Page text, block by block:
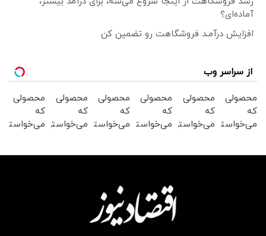
آماده‌ای؟
افزایش درآمـد فروشگاهت رو تضمین کن
از سراسر وب
محصولی
که
می‌خواستی
محصولی
که
می‌خواستی
محصولی
که
می‌خواستی
بخر !
محصولی
که
می‌خواستی
بخر !
محصولی
که
می‌خواستی
محصولی
که
می‌خواستی